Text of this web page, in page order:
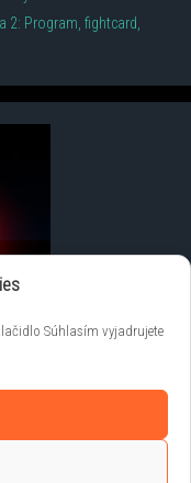
Súhlasím vyjadrujete
2: Program, fightcard,